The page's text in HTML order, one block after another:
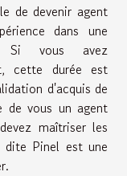
de devenir agent
dans une
Si vous avez
cette durée est
d'acquis de
de vous un agent
maîtriser les
Pinel est une